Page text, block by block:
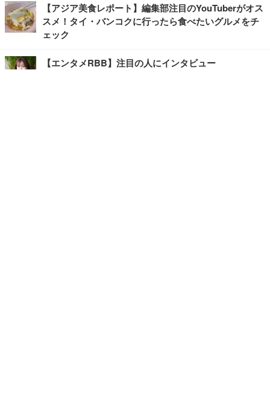
【アジア美食レポート】編集部注目のYouTuberがオス
スメ！タイ・バンコクに行ったら食べたいグルメをチ
ェック
【エンタメRBB】注目の人にインタビュー